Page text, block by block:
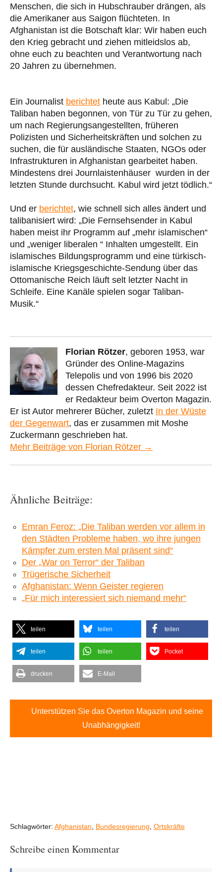
Menschen, die sich in Hubschrauber drängen, als
die Amerikaner aus Saigon flüchteten. In
Afghanistan ist die Botschaft klar: Wir haben euch
den Krieg gebracht und ziehen mitleidslos ab,
ohne euch zu beachten und Verantwortung nach
20 Jahren zu übernehmen.
Ein Journalist berichtet heute aus Kabul: „Die
Taliban haben begonnen, von Tür zu Tür zu gehen,
um nach Regierungsangestellten, früheren
Polizisten und Sicherheitskräften und solchen zu
suchen, die für ausländische Staaten, NGOs oder
Infrastrukturen in Afghanistan gearbeitet haben.
Mindestens drei Journlaistenhäuser wurden in der
letzten Stunde durchsucht. Kabul wird jetzt tödlich.“
Und er berichtet, wie schnell sich alles ändert und
talibanisiert wird: „Die Fernsehsender in Kabul
haben meist ihr Programm auf „mehr islamischen“
und „weniger liberalen “ Inhalten umgestellt. Ein
islamisches Bildungsprogramm und eine türkisch-
islamische Kriegsgeschichte-Sendung über das
Ottomanische Reich läuft selt letzter Nacht in
Schleife. Eine Kanäle spielen sogar Taliban-
Musik.“
Florian Rötzer, geboren 1953, war
Gründer des Online-Magazins
Telepolis und von 1996 bis 2020
dessen Chefredakteur. Seit 2022 ist
er Redakteur beim Overton Magazin.
Er ist Autor mehrerer Bücher, zuletzt In der Wüste
der Gegenwart, das er zusammen mit Moshe
Zuckermann geschrieben hat.
Mehr Beiträge von Florian Rötzer →
Ähnliche Beiträge:
Emran Feroz: „Die Taliban werden vor allem in
den Städten Probleme haben, wo ihre jungen
Kämpfer zum ersten Mal präsent sind“
Der „War on Terror“ der Taliban
Trügerische Sicherheit
Afghanistan: Wenn Geister regieren
„Für mich interessiert sich niemand mehr“
teilen teilen teilen
teilen teilen Pocket
drucken E-Mail
Unterstützen Sie das Overton Magazin und seine
Unabhängigkeit!
Schlagwörter: Afghanistan Bundesregierung Ortskräfte
Schreibe einen Kommentar